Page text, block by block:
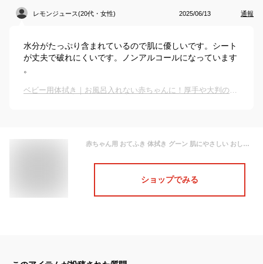
レモンジュース(20代・女性) 2025/06/13 通報
水分がたっぷり含まれているので肌に優しいです。シート
が丈夫で破れにくいです。ノンアルコールになっています
。
ベビー用体拭き｜お風呂入れない赤ちゃんに！厚手や大判の体拭きシートのおすすめは？
赤ちゃん用 おてふき 体拭き グーン 肌にやさしい おしりふき 詰替用 70枚×10P グーン 大王製紙 おしりふき 厚手 ベビー用品 ノンアルコール 詰替用 つめかえ 肌にやさしい 大容量 エリエール
ショップでみる